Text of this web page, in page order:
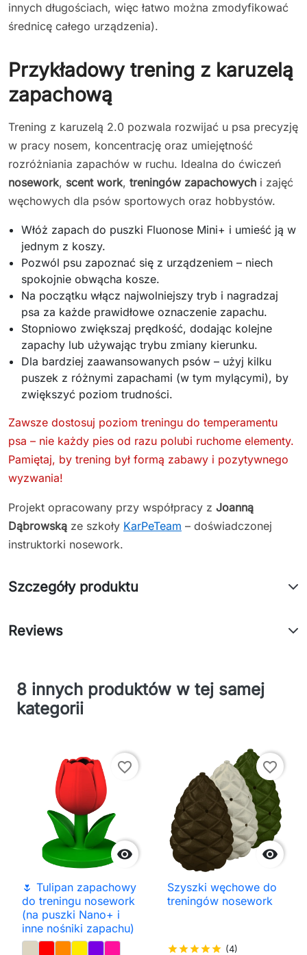
innych długościach, więc łatwo można zmodyfikować
średnicę całego urządzenia).
Przykładowy trening z karuzelą
zapachową
Trening z karuzelą 2.0 pozwala rozwijać u psa precyzję
w pracy nosem, koncentrację oraz umiejętność
rozróżniania zapachów w ruchu. Idealna do ćwiczeń
nosework, scent work, treningów zapachowych i zajęć
węchowych dla psów sportowych oraz hobbystów.
Włóż zapach do puszki Fluonose Mini+ i umieść ją w
jednym z koszy.
Pozwól psu zapoznać się z urządzeniem – niech
spokojnie obwącha kosze.
Na początku włącz najwolniejszy tryb i nagradzaj
psa za każde prawidłowe oznaczenie zapachu.
Stopniowo zwiększaj prędkość, dodając kolejne
zapachy lub używając trybu zmiany kierunku.
Dla bardziej zaawansowanych psów – użyj kilku
puszek z różnymi zapachami (w tym mylącymi), by
zwiększyć poziom trudności.
Zawsze dostosuj poziom treningu do temperamentu
psa – nie każdy pies od razu polubi ruchome elementy.
Pamiętaj, by trening był formą zabawy i pozytywnego
wyzwania!
Projekt opracowany przy współpracy z Joanną
Dąbrowską ze szkoły KarPeTeam – doświadczonej
instruktorki nosework.
Szczegóły produktu
Reviews
8 innych produktów w tej samej
kategorii

favorite_border
🌷 Tulipan zapachowy
do treningu nosework
(na puszki Nano+ i
inne nośniki zapachu)

favorite_border
Szyszki węchowe do
treningów nosework
starstarstarstarstar (4)